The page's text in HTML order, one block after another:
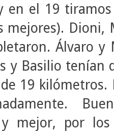
en el 19
mejores). Dioni,
Álvaro y
y Basilio
19
mejor, por